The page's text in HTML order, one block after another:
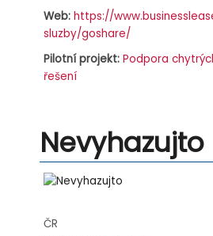
Web: https://
sluzby/goshare/
Pilotní projekt: Podpora
řešení
Nevyhazujto
ČR